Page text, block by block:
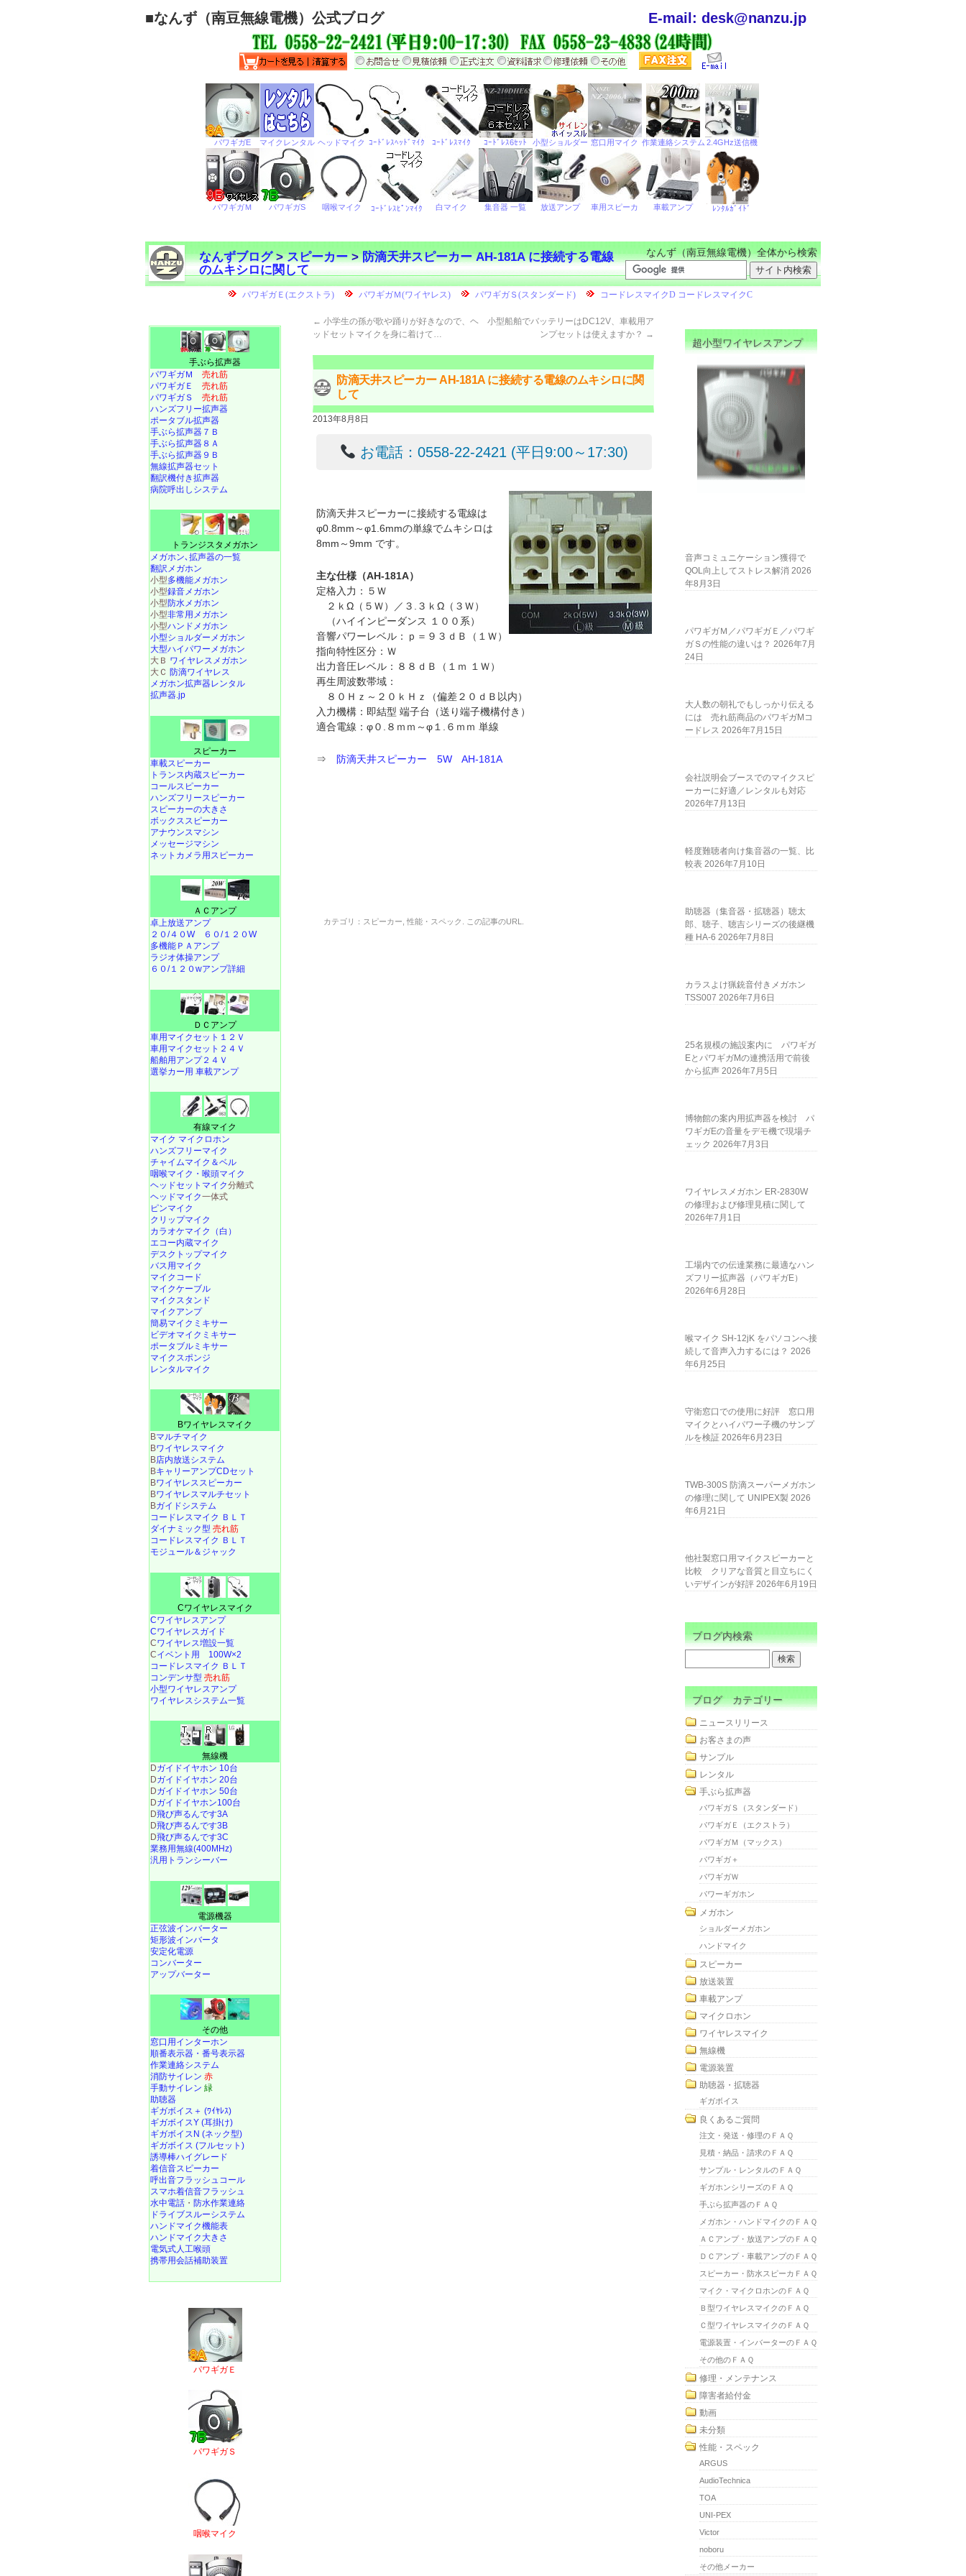
■なんず（南豆無線電機）公式ブログ E-mail: desk@nanzu.jp
なんずブログ>スピーカー>防滴天井スピーカー AH-181A に接続する電線
のムキシロに関して
なんず（南豆無線電機）全体から検索
← 小学生の孫が歌や踊りが好きなので、ヘ
ッドセットマイクを身に着けて…
小型船舶でバッテリーはDC12V、車載用ア
ンプセットは使えますか？ →
防滴天井スピーカー AH-181A に接続する電線のムキシロに関
して
2013年8月8日
お電話：0558-22-2421 (平日9:00～17:30)
防滴天井スピーカーに接続する電線は
φ0.8mm～φ1.6mmの単線でムキシロは
8mm～9mm です。
主な仕様（AH-181A）
定格入力：５Ｗ
２ｋΩ（５Ｗ）／３.３ｋΩ（３Ｗ）
（ハイインピーダンス １００系）
音響パワーレベル：ｐ＝９３ｄＢ（１Ｗ）
指向特性区分：Ｗ
出力音圧レベル：８８ｄＢ（１ｍ １Ｗ）
再生周波数帯域：
８０Ｈｚ～２０ｋＨｚ（偏差２０ｄＢ以内）
入力機構：即結型 端子台（送り端子機構付き）
適合電線：φ０.８ｍｍ～φ１.６ｍｍ 単線
⇒ 防滴天井スピーカー 5W AH-181A
カテゴリ： スピーカー,性能・スペック . この記事のURL.
手ぶら拡声器
パワギガＭ 売れ筋
パワギガＥ 売れ筋
パワギガＳ 売れ筋
ハンズフリー拡声器
ポータブル拡声器
手ぶら拡声器７Ｂ
手ぶら拡声器８Ａ
手ぶら拡声器９Ｂ
無線拡声器セット
翻訳機付き拡声器
病院呼出しシステム
トランジスタメガホン
メガホン､拡声器の一覧
翻訳メガホン
小型多機能メガホン
小型録音メガホン
小型防水メガホン
小型非常用メガホン
小型ハンドメガホン
小型ショルダーメガホン
大型ハイパワーメガホン
大Ｂ ワイヤレスメガホン
大Ｃ 防滴ワイヤレス
メガホン拡声器レンタル
拡声器.jp
スピーカー
車載スピーカー
トランス内蔵スピーカー
コールスピーカー
ハンズフリースピーカー
スピーカーの大きさ
ボックススピーカー
アナウンスマシン
メッセージマシン
ネットカメラ用スピーカー
ＡＣアンプ
卓上放送アンプ
２０/４０W
６０/１２０W
多機能ＰＡアンプ
ラジオ体操アンプ
６０/１２０wアンプ詳細
ＤＣアンプ
車用マイクセット１２Ｖ
車用マイクセット２４Ｖ
船舶用アンプ２４Ｖ
選挙カー用 車載アンプ
有線マイク
マイク マイクロホン
ハンズフリーマイク
チャイムマイク＆ベル
咽喉マイク・喉頭マイク
ヘッドセットマイク分離式
ヘッドマイク一体式
ピンマイク
クリップマイク
カラオケマイク（白）
エコー内蔵マイク
デスクトップマイク
バス用マイク
マイクコード
マイクケーブル
マイクスタンド
マイクアンプ
簡易マイクミキサー
ビデオマイクミキサー
ポータブルミキサー
マイクスポンジ
レンタルマイク
Bワイヤレスマイク
Bマルチマイク
Bワイヤレスマイク
B店内放送システム
BキャリーアンプCDセット
Bワイヤレススピーカー
Bワイヤレスマルチセット
Bガイドシステム
コードレスマイク ＢＬＴ
ダイナミック型 売れ筋
コードレスマイク ＢＬＴ
モジュール＆ジャック
Cワイヤレスマイク
Cワイヤレスアンプ
Cワイヤレスガイド
Cワイヤレス増設一覧
Cイベント用 100W×2
コードレスマイク ＢＬＴ
コンデンサ型 売れ筋
小型ワイヤレスアンプ
ワイヤレスシステム一覧
無線機
Dガイドイヤホン 10台
Dガイドイヤホン 20台
Dガイドイヤホン 50台
Dガイドイヤホン100台
D飛び声るんです3A
D飛び声るんです3B
D飛び声るんです3C
業務用無線(400MHz)
汎用トランシーバー
電源機器
正弦波インバーター
矩形波インバータ
安定化電源
コンバーター
アップバーター
その他
窓口用インターホン
順番表示器・番号表示器
作業連絡システム
消防サイレン 赤
手動サイレン 緑
助聴器
ギガボイス＋ (ﾜｲﾔﾚｽ)
ギガボイスY (耳掛け)
ギガボイスN (ネック型)
ギガボイス (フルセット)
誘導棒ハイグレード
着信音スピーカー
呼出音フラッシュコール
スマホ着信音フラッシュ
水中電話 ・ 防水作業連絡
ドライブスルーシステム
ハンドマイク機能表
ハンドマイク大きさ
電気式人工喉頭
携帯用会話補助装置
パワギガＥ
パワギガＳ
咽喉マイク
超小型ワイヤレスアンプ
音声コミュニケーション獲得で
QOL向上してストレス解消 2026
年8月3日
パワギガＭ／パワギガＥ／パワギ
ガＳの性能の違いは？ 2026年7月
24日
大人数の朝礼でもしっかり伝える
には 売れ筋商品のパワギガMコ
ードレス 2026年7月15日
会社説明会ブースでのマイクスピ
ーカーに好適／レンタルも対応
2026年7月13日
軽度難聴者向け集音器の一覧、比
較表 2026年7月10日
助聴器（集音器・拡聴器）聴太
郎、聴子、聴吉シリーズの後継機
種 HA-6 2026年7月8日
カラスよけ猟銃音付きメガホン
TSS007 2026年7月6日
25名規模の施設案内に パワギガ
EとパワギガMの連携活用で前後
から拡声 2026年7月5日
博物館の案内用拡声器を検討 パ
ワギガEの音量をデモ機で現場チ
ェック 2026年7月3日
ワイヤレスメガホン ER-2830W
の修理および修理見積に関して
2026年7月1日
工場内での伝達業務に最適なハン
ズフリー拡声器（パワギガE）
2026年6月28日
喉マイク SH-12jK をパソコンへ接
続して音声入力するには？ 2026
年6月25日
守衛窓口での使用に好評 窓口用
マイクとハイパワー子機のサンプ
ルを検証 2026年6月23日
TWB-300S 防滴スーパーメガホン
の修理に関して UNIPEX製 2026
年6月21日
他社製窓口用マイクスピーカーと
比較 クリアな音質と目立ちにく
いデザインが好評 2026年6月19日
ブログ内検索
ブログ カテゴリー
ニュースリリース
お客さまの声
サンプル
レンタル
手ぶら拡声器
パワギガＳ（スタンダード）
パワギガＥ（エクストラ）
パワギガＭ（マックス）
パワギガ＋
パワギガＷ
パワーギガホン
メガホン
ショルダーメガホン
ハンドマイク
スピーカー
放送装置
車載アンプ
マイクロホン
ワイヤレスマイク
無線機
電源装置
助聴器・拡聴器
ギガボイス
良くあるご質問
注文・発送・修理のＦＡＱ
見積・納品・請求のＦＡＱ
サンプル・レンタルのＦＡＱ
ギガホンシリーズのＦＡＱ
手ぶら拡声器のＦＡＱ
メガホン・ハンドマイクのＦＡＱ
ＡＣアンプ・放送アンプのＦＡＱ
ＤＣアンプ・車載アンプのＦＡＱ
スピーカー・防水スピーカＦＡＱ
マイク・マイクロホンのＦＡＱ
Ｂ型ワイヤレスマイクのＦＡＱ
Ｃ型ワイヤレスマイクのＦＡＱ
電源装置・インバーターのＦＡＱ
その他のＦＡＱ
修理・メンテナンス
障害者給付金
動画
未分類
性能・スペック
ARGUS
AudioTechnica
TOA
UNI-PEX
Victor
noboru
その他メーカー